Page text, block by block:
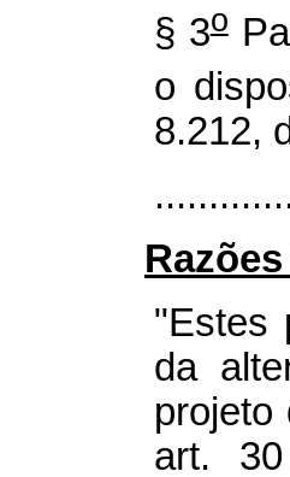
§ 3o
o
8.212,
"Estes
da
projeto
art.